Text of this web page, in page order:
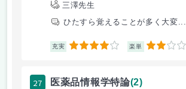
三澤先生
ひたすら覚えることが多く大変...
充実 4 楽単 2
27 医薬品情報学特論(2)